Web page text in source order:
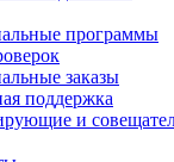
программы
заказы
поддержка
и